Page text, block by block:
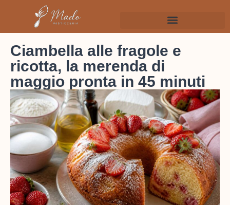
Ciambella alle fragole e
ricotta, la merenda di
maggio pronta in 45 minuti